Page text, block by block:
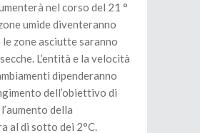
nel corso del 21 °
umide diventeranno
le zone asciutte saranno
L’entità e la velocità
dipenderanno
dell’obiettivo di
della
al di sotto dei 2°C.